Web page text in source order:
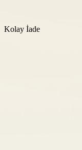
Kolay İade